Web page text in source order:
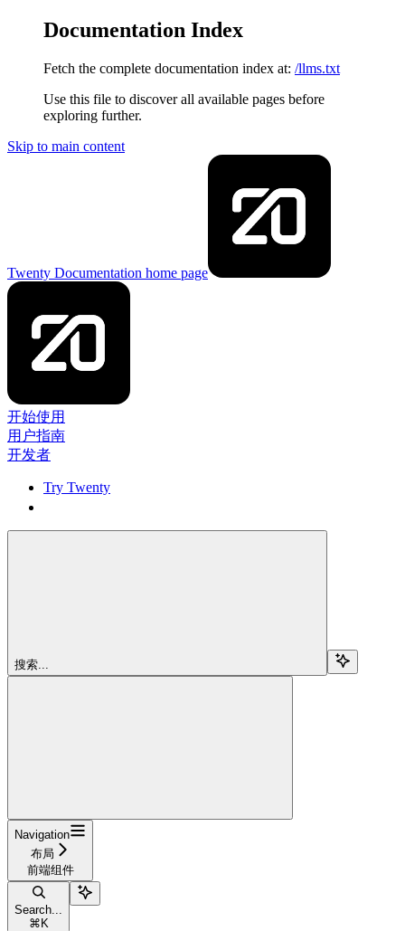
Documentation Index
Fetch the complete documentation index at: /llms.txt
Use this file to discover all available pages before
exploring further.
Skip to main content
Twenty Documentation home page
开始使用
用户指南
开发者
Try Twenty
搜索...
Navigation
布局
前端组件
Search...
⌘ K